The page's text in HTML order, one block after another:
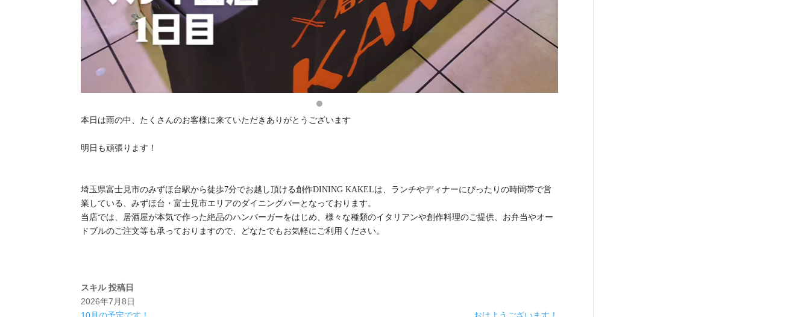
本日は雨の中、たくさんのお客様に来ていただきありがとうございます
明日も頑張ります！
埼玉県富士見市のみずほ台駅から徒歩7分でお越し頂ける創作DINING KAKELは、ランチやディナーにぴったりの時間帯で営
業している、みずほ台・富士見市エリアのダイニングバーとなっております。
当店では、居酒屋が本気で作った絶品のハンバーガーをはじめ、様々な種類のイタリアンや創作料理のご提供、お弁当やオー
ドブルのご注文等も承っておりますので、どなたでもお気軽にご利用ください。
スキル 投稿日
2026年7月8日